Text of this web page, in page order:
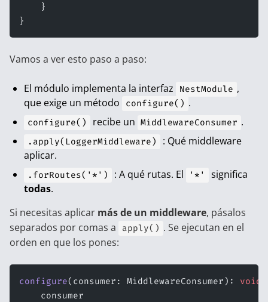
    }
}
Vamos a ver esto paso a paso:
El módulo implementa la interfaz NestModule ,
que exige un método
configure() .
configure() recibe un MiddlewareConsumer .
.apply(LoggerMiddleware)
: Qué middleware
aplicar.
.forRoutes('*') : A qué rutas. El '*'
significa
todas.
Si necesitas aplicar más de un middleware, pásalos
separados por comas a
apply() . Se ejecutan en el
orden en que los pones:
configure(consumer: MiddlewareConsumer): void
    consumer